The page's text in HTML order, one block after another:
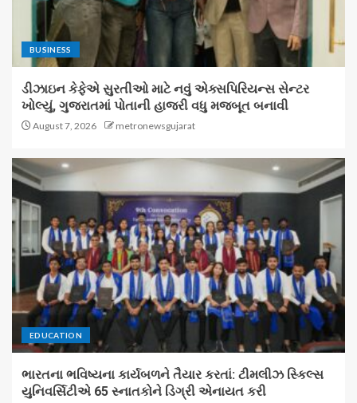
BUSINESS
ડીઝાઇન કેફેએ સુરતીઓ માટે નવું એક્સપિરિયન્સ સેન્ટર
ખોલ્યું, ગુજરાતમાં પોતાની હાજરી વધુ મજબૂત બનાવી
August 7, 2026 metronewsgujarat
EDUCATION
ભારતના ભવિષ્યના કાર્યબળને તૈયાર કરતાં: ટીમલીઝ સ્કિલ્સ
યુનિવર્સિટીએ 65 સ્નાતકોને ડિગ્રી એનાયત કરી